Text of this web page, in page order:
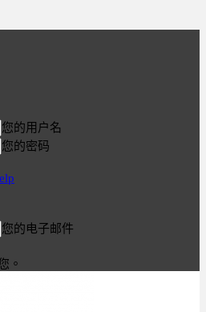
您的用户名
您的密码
您的电子邮件
。